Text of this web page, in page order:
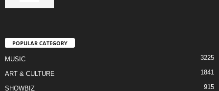
POPULAR CATEGORY
MUSIC 3225
ART & CULTURE 1841
SHOWBIZ 915